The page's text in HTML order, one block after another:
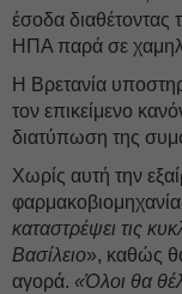
έσοδα διαθέτοντας
ΗΠΑ παρά σε
Η Βρετανία
τον επικείμενο
διατύπωση της
Χωρίς αυτή την
καταστρέψει τις
Βασίλειο», καθώς θα
αγορά. «Όλοι θα